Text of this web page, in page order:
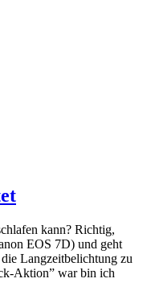
kann? Richtig,
EOS 7D) und geht
Langzeitbelichtung zu
Aktion” war bin ich